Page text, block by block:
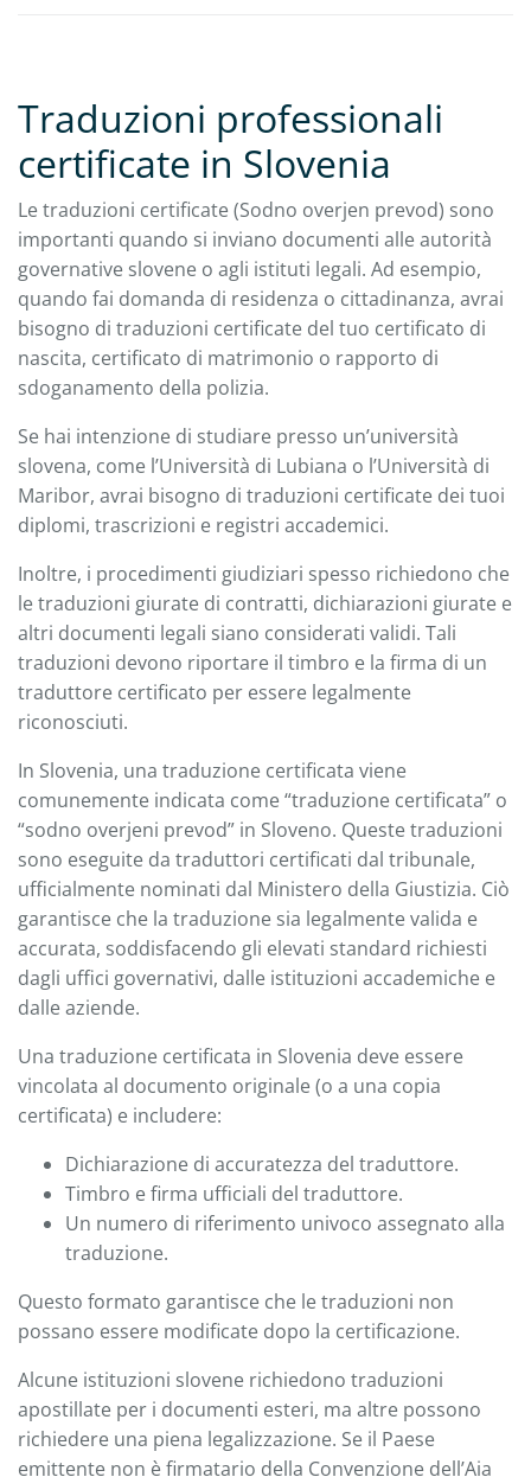
Traduzioni professionali
certificate in Slovenia
Le traduzioni certificate (Sodno overjen prevod) sono
importanti quando si inviano documenti alle autorità
governative slovene o agli istituti legali. Ad esempio,
quando fai domanda di residenza o cittadinanza, avrai
bisogno di traduzioni certificate del tuo certificato di
nascita, certificato di matrimonio o rapporto di
sdoganamento della polizia.
Se hai intenzione di studiare presso un’università
slovena, come l’Università di Lubiana o l’Università di
Maribor, avrai bisogno di traduzioni certificate dei tuoi
diplomi, trascrizioni e registri accademici.
Inoltre, i procedimenti giudiziari spesso richiedono che
le traduzioni giurate di contratti, dichiarazioni giurate e
altri documenti legali siano considerati validi. Tali
traduzioni devono riportare il timbro e la firma di un
traduttore certificato per essere legalmente
riconosciuti.
In Slovenia, una traduzione certificata viene
comunemente indicata come “traduzione certificata” o
“sodno overjeni prevod” in Sloveno. Queste traduzioni
sono eseguite da traduttori certificati dal tribunale,
ufficialmente nominati dal Ministero della Giustizia. Ciò
garantisce che la traduzione sia legalmente valida e
accurata, soddisfacendo gli elevati standard richiesti
dagli uffici governativi, dalle istituzioni accademiche e
dalle aziende.
Una traduzione certificata in Slovenia deve essere
vincolata al documento originale (o a una copia
certificata) e includere:
Dichiarazione di accuratezza del traduttore.
Timbro e firma ufficiali del traduttore.
Un numero di riferimento univoco assegnato alla
traduzione.
Questo formato garantisce che le traduzioni non
possano essere modificate dopo la certificazione.
Alcune istituzioni slovene richiedono traduzioni
apostillate per i documenti esteri, ma altre possono
richiedere una piena legalizzazione. Se il Paese
emittente non è firmatario della Convenzione dell’Aia